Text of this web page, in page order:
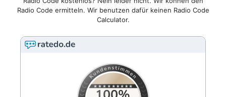
Radio Code ermitteln. Wir benutzen dafür keinen Radio Code
Calculator.